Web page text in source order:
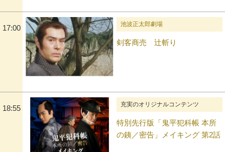
17:00 池波正太郎劇場
剣客商売 辻斬り
18:55 充実のオリジナルコンテンツ
特別先行版「鬼平犯科帳 本所
の銕／密告」メイキング 第2話